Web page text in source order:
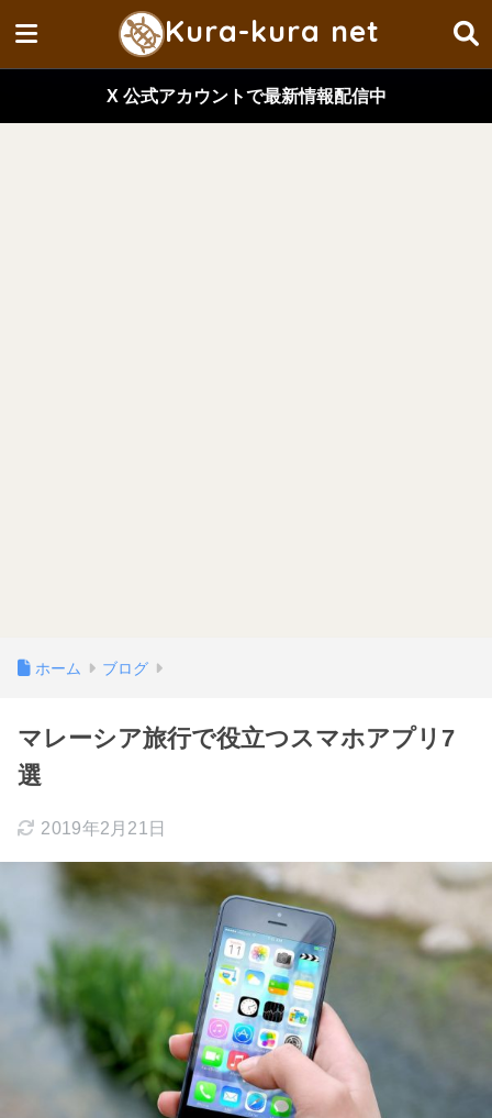
Kura-kura net
X 公式アカウントで最新情報配信中
ホーム ブログ
マレーシア旅行で役立つスマホアプリ7
選
2019年2月21日